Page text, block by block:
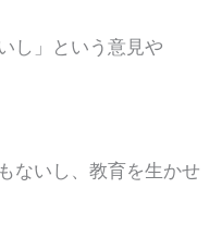
」という意見や
いし、教育を生かせ